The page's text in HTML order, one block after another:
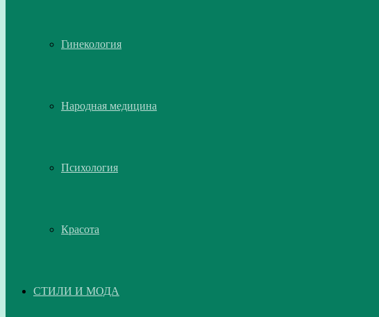
Гинекология
Народная медицина
Психология
Красота
СТИЛИ И МОДА